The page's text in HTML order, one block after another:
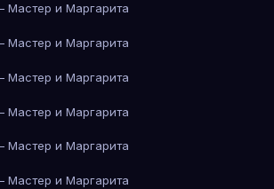
Мастер и Маргарита
Мастер и Маргарита
Мастер и Маргарита
Мастер и Маргарита
Мастер и Маргарита
Мастер и Маргарита